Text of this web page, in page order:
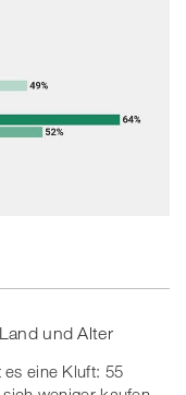
und Alter
eine Kluft: 55